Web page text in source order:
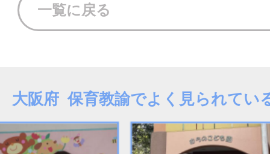
一覧に戻る
大阪府 保育教諭でよく見られてい